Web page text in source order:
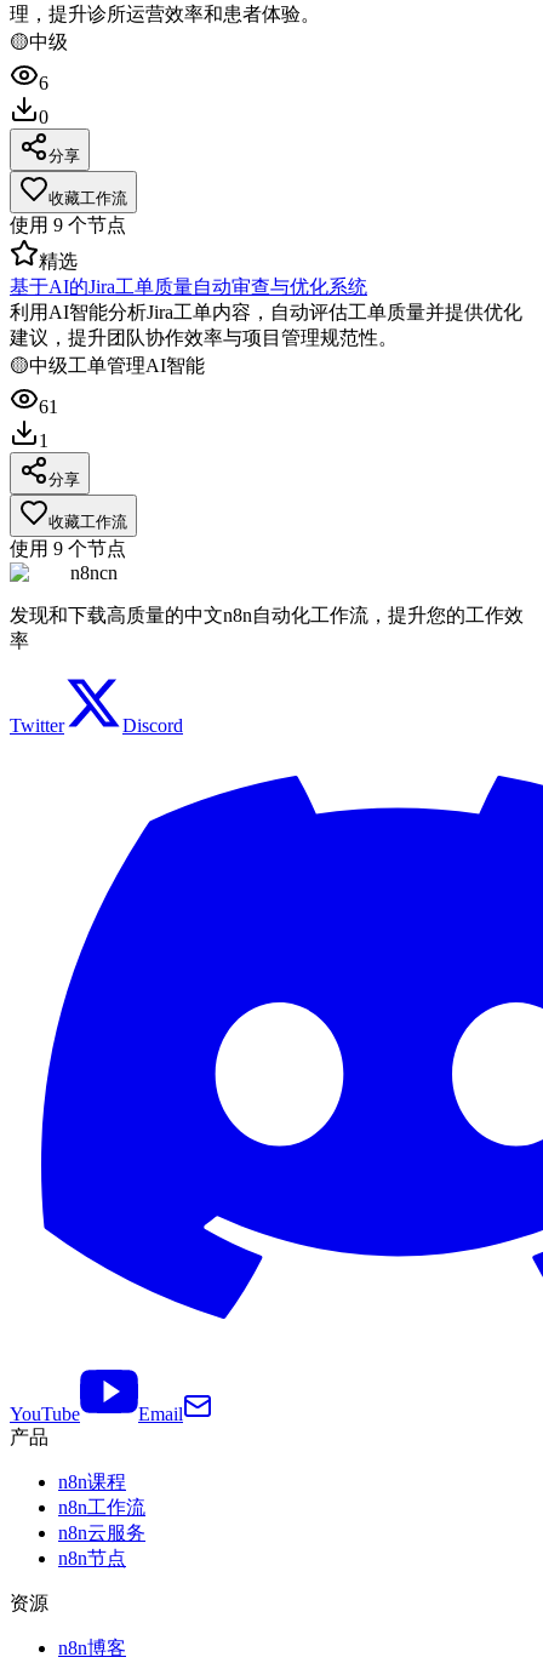
理，提升诊所运营效率和患者体验。
🟡中级
6
0
分享
收藏工作流
使用 9 个节点
精选
基于AI的Jira工单质量自动审查与优化系统
利用AI智能分析Jira工单内容，自动评估工单质量并提供优化
建议，提升团队协作效率与项目管理规范性。
🟡中级工单管理AI智能
61
1
分享
收藏工作流
使用 9 个节点
n8ncn
发现和下载高质量的中文n8n自动化工作流，提升您的工作效
率
Twitter Discord
YouTube
Email
产品
n8n课程
n8n工作流
n8n云服务
n8n节点
资源
n8n博客